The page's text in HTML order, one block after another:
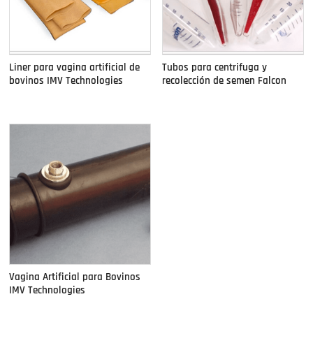
Liner para vagina artificial de
bovinos IMV Technologies
Tubos para centrifuga y
recolección de semen Falcon
Vagina Artificial para Bovinos
IMV Technologies